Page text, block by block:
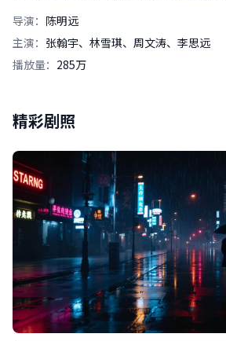
导演： 陈明远
主演： 张翰宇、林雪琪、周文涛、李思远
播放量： 285万
精彩剧照